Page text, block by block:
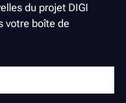
du projet DIGI
votre boîte de